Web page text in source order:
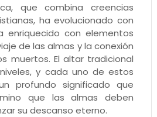
que combina creencias
ha evolucionado con
con elementos
de las almas y la conexión
muertos. El altar tradicional
y cada uno de estos
profundo significado que
que las almas deben
su descanso eterno.